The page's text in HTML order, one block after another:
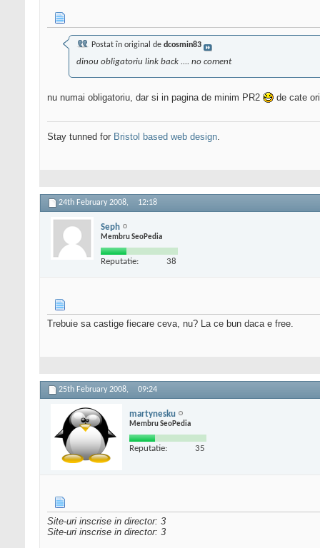
Postat în original de dcosmin83
dinou obligatoriu link back .... no coment
nu numai obligatoriu, dar si in pagina de minim PR2 de cate
Stay tunned for Bristol based web design.
24th February 2008, 12:18
Seph
Membru SeoPedia
Reputatie: 38
Trebuie sa castige fiecare ceva, nu? La ce bun daca e free.
25th February 2008, 09:24
martynesku
Membru SeoPedia
Reputatie: 35
Site-uri inscrise in director: 3
Site-uri inscrise in director: 3